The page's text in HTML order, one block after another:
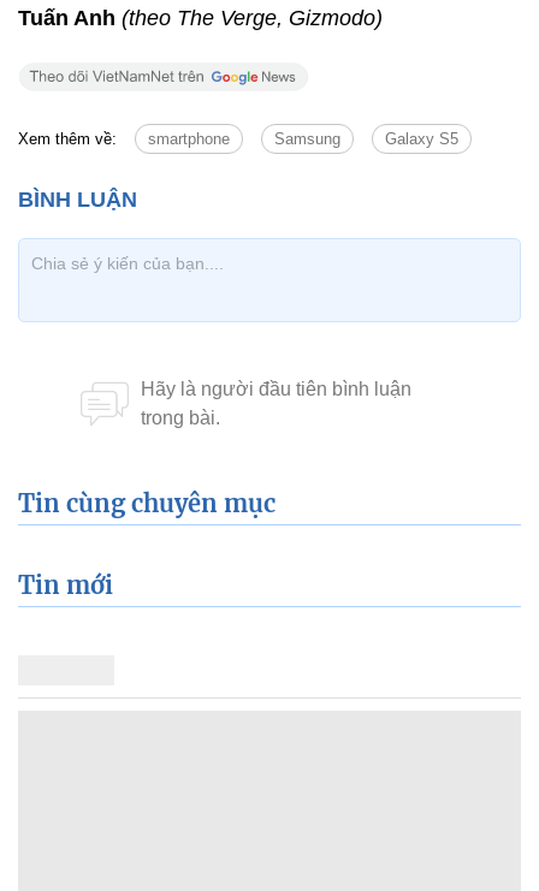
Tuấn Anh (theo The Verge, Gizmodo)
Xem thêm về: smartphone Samsung Galaxy S5
Tin cùng chuyên mục
Tin mới